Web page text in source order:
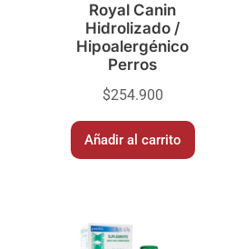
Royal Canin
Hidrolizado /
Hipoalergénico
Perros
$254.900
Añadir al carrito